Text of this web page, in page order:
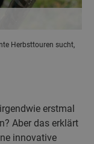
Herbsttouren sucht,
erstmal
Aber das erklärt
innovative